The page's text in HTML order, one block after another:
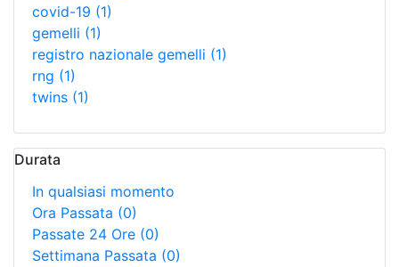
covid-19 (1)
gemelli (1)
registro nazionale gemelli (1)
rng (1)
twins (1)
Durata
In qualsiasi momento
Ora Passata (0)
Passate 24 Ore (0)
Settimana Passata (0)